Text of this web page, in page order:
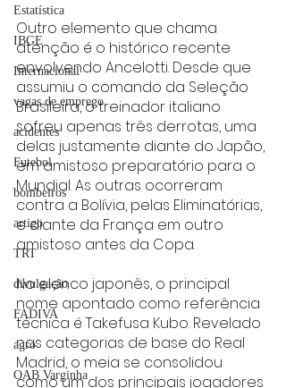
Estatística
IBGE
Internacional
vagas de emprego
acidentes
Futebol
bombeiros
artigo
TRT
divulgação
FADIVA
agro
OAB Varginha
Outro elemento que chama
atenção é o histórico recente
envolvendo Ancelotti. Desde que
assumiu o comando da Seleção
Brasileira, o treinador italiano
sofreu apenas três derrotas, uma
delas justamente diante do Japão,
em amistoso preparatório para o
Mundial. As outras ocorreram
contra a Bolívia, pelas Eliminatórias,
e diante da França em outro
amistoso antes da Copa.
No elenco japonês, o principal
nome apontado como referência
técnica é Takefusa Kubo. Revelado
nas categorias de base do Real
Madrid, o meia se consolidou
como um dos principais jogadores